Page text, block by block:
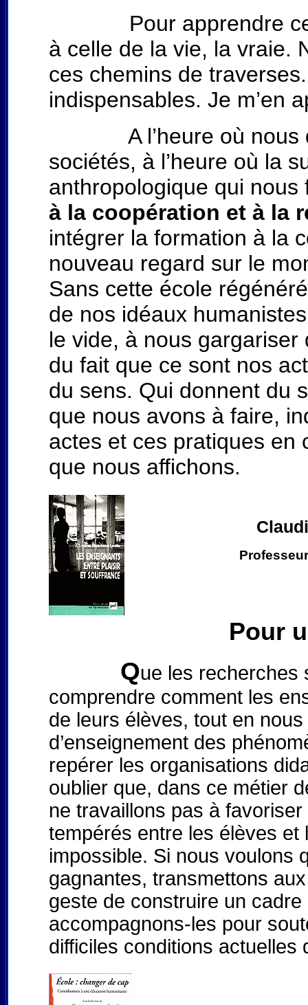
Pour apprendre cela,
à celle de la vie, la vraie.
ces chemins de
indispensables. Je m’en
A l’heure où nous
sociétés, à l’heure où la
anthropologique qui
à la coopération et à la
intégrer la formation à la
nouveau regard sur le
Sans cette école
de nos idéaux
le vide, à nous
du fait que ce sont nos
du sens. Qui donnent du
que nous avons à faire,
actes et ces pratiques en
que nous affichons.
Pour
Que les recherches
comprendre comment les
de leurs élèves, tout en
d’enseignement des
repérer les organisations
oublier que, dans ce métier
ne travaillons pas à
tempérés entre les élèves
impossible. Si nous voulons
gagnantes, transmettons
geste de construire un
accompagnons-les pour
difficiles conditions actuelles